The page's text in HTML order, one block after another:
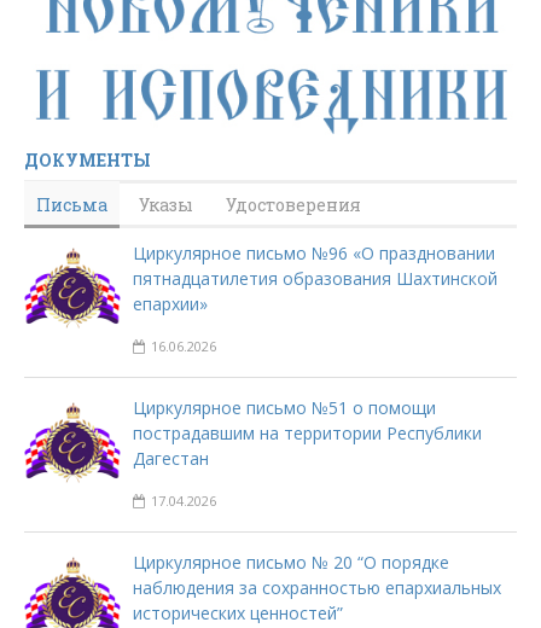
ДОКУМЕНТЫ
Письма
Указы Удостоверения
Циркулярное письмо №96 «О праздновании
пятнадцатилетия образования Шахтинской
епархии»
16.06.2026
Циркулярное письмо №51 о помощи
пострадавшим на территории Республики
Дагестан
17.04.2026
Циркулярное письмо № 20 “О порядке
наблюдения за сохранностью епархиальных
исторических ценностей”